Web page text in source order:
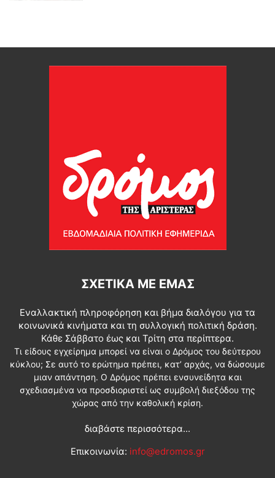
ΣΧΕΤΙΚΆ ΜΕ ΕΜΆΣ
Εναλλακτική πληροφόρηση και βήμα διαλόγου για τα
κοινωνικά κινήματα και τη συλλογική πολιτική δράση.
Κάθε Σάββατο έως και Τρίτη στα περίπτερα.
Τι είδους εγχείρημα μπορεί να είναι ο Δρόμος του δεύτερου
κύκλου; Σε αυτό το ερώτημα πρέπει, κατ’ αρχάς, να δώσουμε
μιαν απάντηση. Ο Δρόμος πρέπει ενσυνείδητα και
σχεδιασμένα να προσδιοριστεί ως συμβολή διεξόδου της
χώρας από την καθολική κρίση.
διαβάστε περισσότερα...
Επικοινωνία: info@edromos.gr